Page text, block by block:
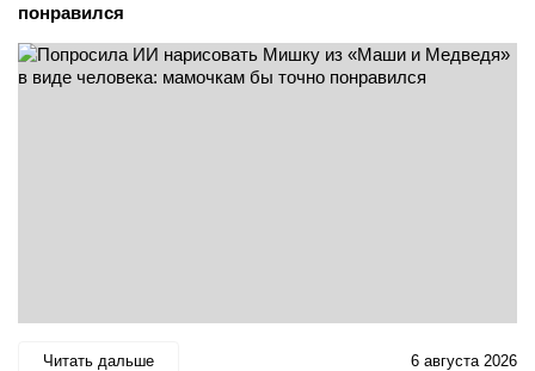
понравился
Читать дальше 6 августа 2026